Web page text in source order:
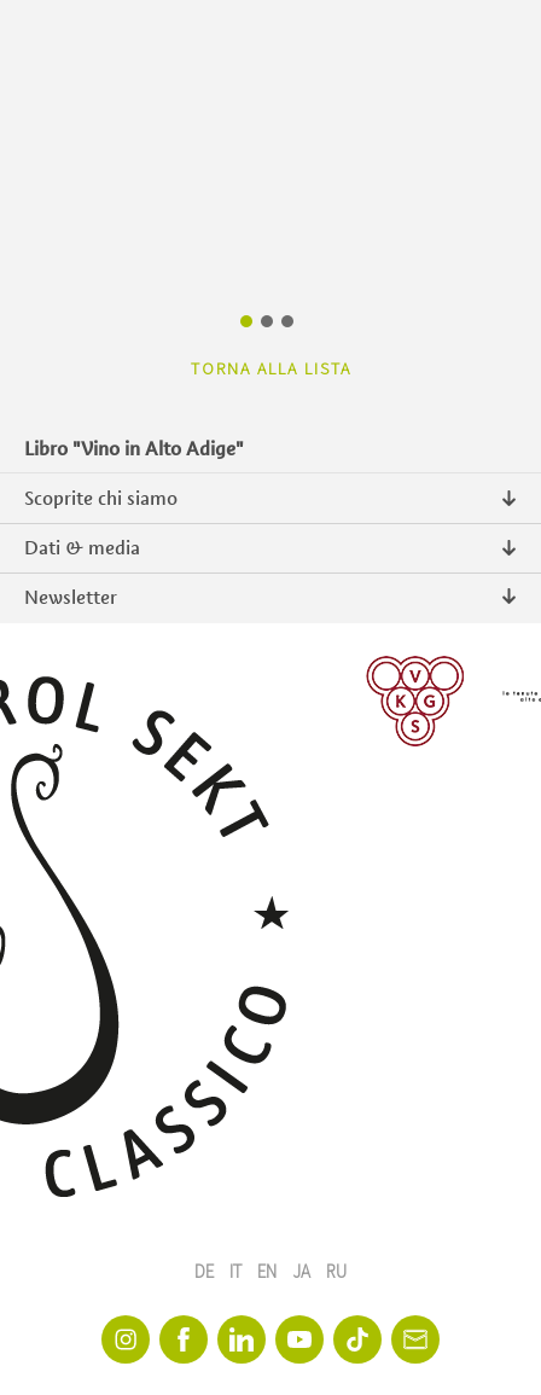
TORNA ALLA LISTA
Libro "Vino in Alto Adige"
Scoprite chi siamo
Chi siamo
Contatto
Intranet
Dati & media
Comunicati stampa
Newsletter
DE IT EN JA RU